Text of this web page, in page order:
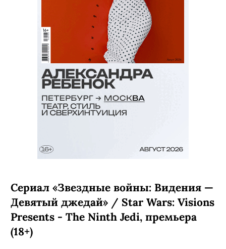
Сериал «Звездные войны: Видения —
Девятый джедай» / Star Wars: Visions
Presents - The Ninth Jedi, премьера
(18+)